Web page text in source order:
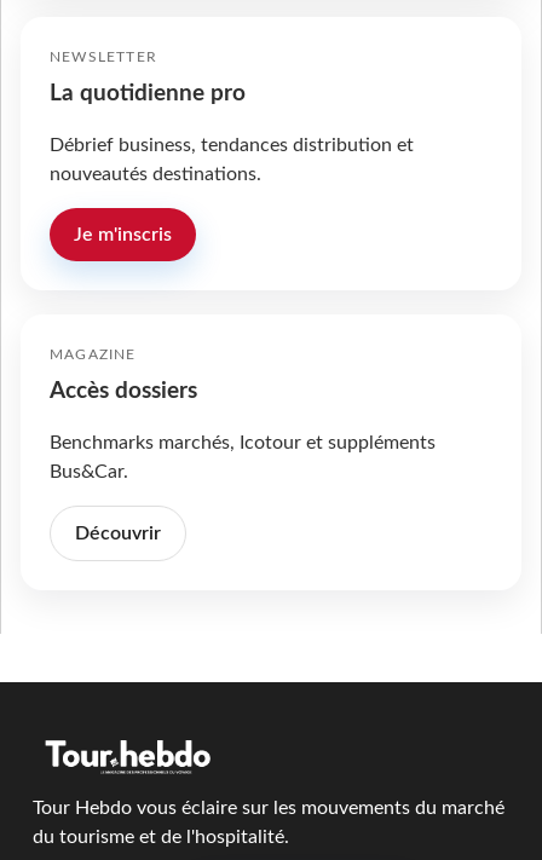
NEWSLETTER
La quotidienne pro
Débrief business, tendances distribution et
nouveautés destinations.
Je m'inscris
MAGAZINE
Accès dossiers
Benchmarks marchés, Icotour et suppléments
Bus&Car.
Découvrir
Tour Hebdo vous éclaire sur les mouvements du marché
du tourisme et de l'hospitalité.